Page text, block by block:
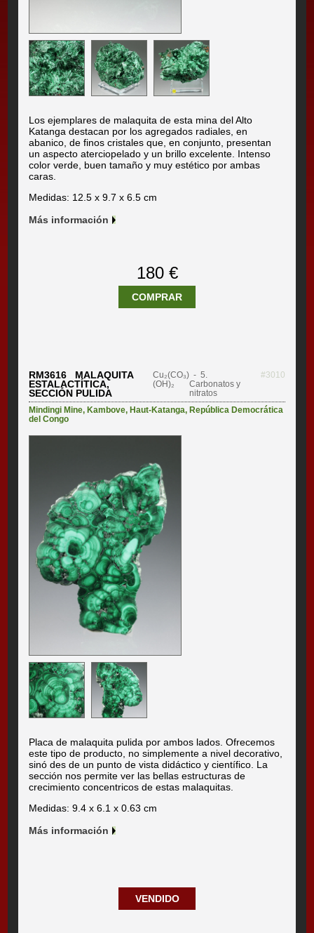
Los ejemplares de malaquita de esta mina del Alto
Katanga destacan por los agregados radiales, en
abanico, de finos cristales que, en conjunto, presentan
un aspecto aterciopelado y un brillo excelente. Intenso
color verde, buen tamaño y muy estético por ambas
caras.
Medidas: 12.5 x 9.7 x 6.5 cm
Más información
180 €
COMPRAR
RM3616 MALAQUITA
ESTALACTÍTICA,
SECCIÓN PULIDA
Cu₂(CO₃)
(OH)₂
- 5.
Carbonatos y
nitratos
#3010
Mindingi Mine,Kambove,Haut-Katanga,República Democrática
del Congo
Placa de malaquita pulida por ambos lados. Ofrecemos
este tipo de producto, no simplemente a nivel decorativo,
sinó des de un punto de vista didáctico y científico. La
sección nos permite ver las bellas estructuras de
crecimiento concentricos de estas malaquitas.
Medidas: 9.4 x 6.1 x 0.63 cm
Más información
VENDIDO